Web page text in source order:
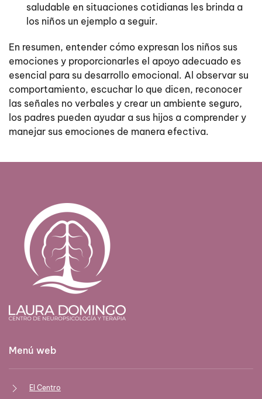
saludable en situaciones cotidianas les brinda a
los niños un ejemplo a seguir.
En resumen, entender cómo expresan los niños sus
emociones y proporcionarles el apoyo adecuado es
esencial para su desarrollo emocional. Al observar su
comportamiento, escuchar lo que dicen, reconocer
las señales no verbales y crear un ambiente seguro,
los padres pueden ayudar a sus hijos a comprender y
manejar sus emociones de manera efectiva.
Menú web
El Centro